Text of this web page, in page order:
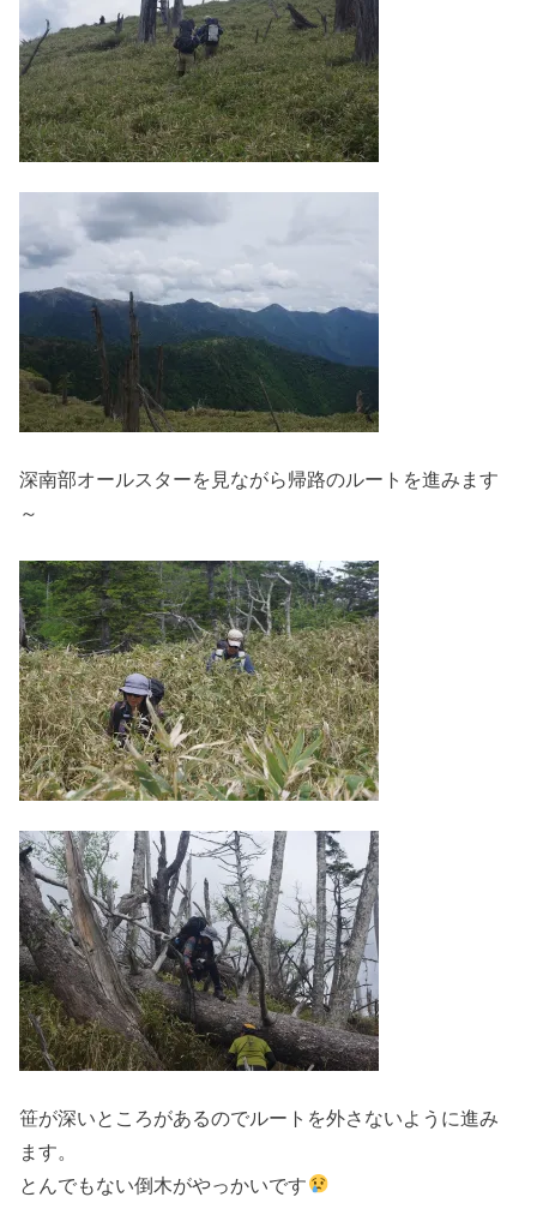
深南部オールスターを見ながら帰路のルートを進みます
～
笹が深いところがあるのでルートを外さないように進み
ます。
とんでもない倒木がやっかいです